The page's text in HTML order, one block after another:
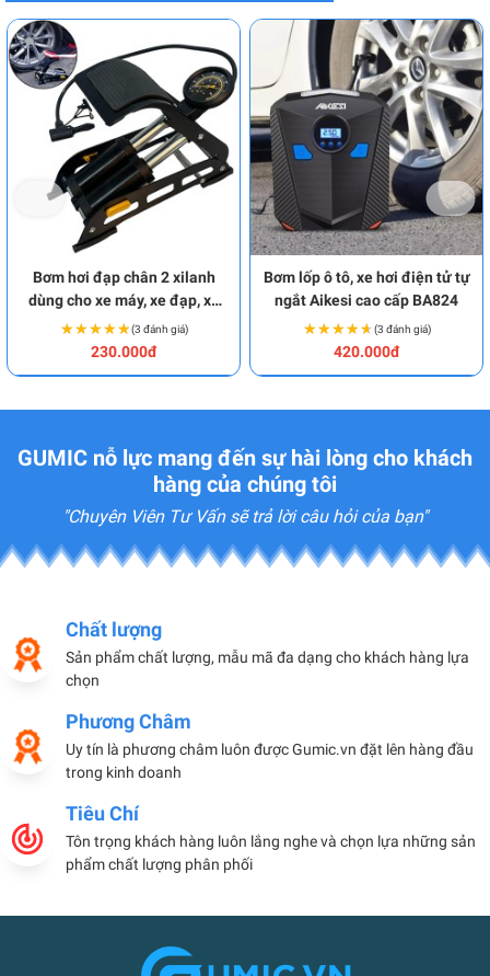
Bơm hơi đạp chân 2 xilanh
dùng cho xe máy, xe đạp, xe
oto BA1617
★★★★★
★★★★★(3 đánh giá)
230.000đ
Bơm lốp ô tô, xe hơi điện tử tự
ngắt Aikesi cao cấp BA824
★★★★★
★★★★★(3 đánh giá)
420.000đ
GUMIC nỗ lực mang đến sự hài lòng cho khách
hàng của chúng tôi
"Chuyên Viên Tư Vấn sẽ trả lời câu hỏi của bạn"
Chất lượng
Sản phẩm chất lượng, mẫu mã đa dạng cho khách hàng lựa
chọn
Phương Châm
Uy tín là phương châm luôn được Gumic.vn đặt lên hàng đầu
trong kinh doanh
Tiêu Chí
Tôn trọng khách hàng luôn lắng nghe và chọn lựa những sản
phẩm chất lượng phân phối